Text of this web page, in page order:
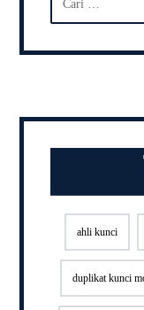
ahli kunci
duplikat kunci